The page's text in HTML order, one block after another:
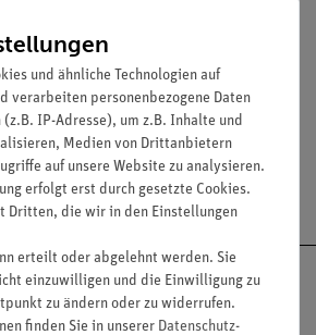
ab 300,- €
und ähnliche Technologien auf
verarbeiten personenbezogene Daten
(z.B. IP-Adresse), um z.B. Inhalte und
Medien von Drittanbietern
auf unsere Website zu analysieren.
erfolgt erst durch gesetzte Cookies.
Dritten, die wir in den Einstellungen
erteilt oder abgelehnt werden. Sie
einzuwilligen und die Einwilligung zu
zu ändern oder zu widerrufen.
finden Sie in unserer Daten­schutz­